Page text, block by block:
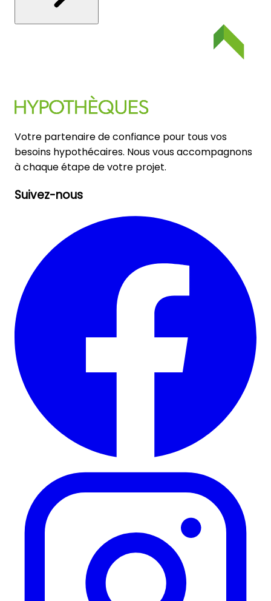
Votre partenaire de confiance pour tous vos
besoins hypothécaires. Nous vous accompagnons
à chaque étape de votre projet.
Suivez-nous